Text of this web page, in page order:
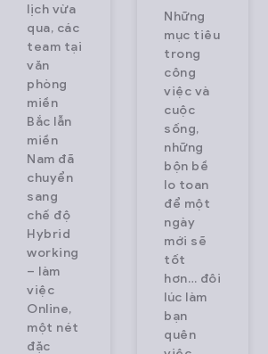
lịch vừa
qua, các
team tại
văn
phòng
miền
Bắc lẫn
miền
Nam đã
chuyển
sang
chế độ
Hybrid
working
– làm
việc
Online,
một nét
đặc
Những
mục tiêu
trong
công
việc và
cuộc
sống,
những
bộn bề
lo toan
để một
ngày
mới sẽ
tốt
hơn… đôi
lúc làm
bạn
quên